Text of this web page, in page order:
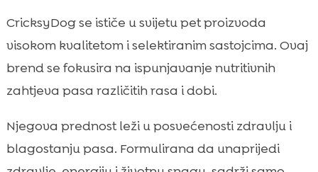
CricksyDog se ističe u svijetu pet proizvoda
visokom kvalitetom i selektiranim sastojcima. Ovaj
brend se fokusira na ispunjavanje nutritivnih
zahtjeva pasa različitih rasa i dobi.
Njegova prednost leži u posvećenosti zdravlju i
blagostanju pasa. Formulirana da unaprijedi